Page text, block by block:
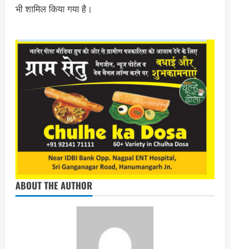
भी शामिल किया गया है।
ABOUT THE AUTHOR